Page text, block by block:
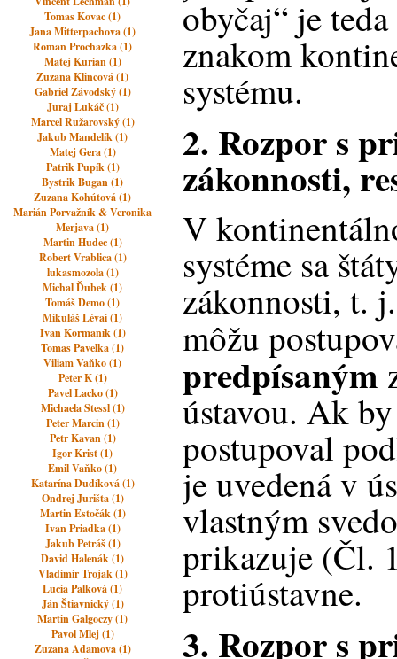
Tomas Kovac (1)
Jana Mitterpachova (1)
Roman Prochazka (1)
Matej Kurian (1)
Zuzana Klincová (1)
Gabriel Závodský (1)
Juraj Lukáč (1)
Marcel Ružarovský (1)
Jakub Mandelík (1)
Matej Gera (1)
Patrik Pupík (1)
Bystrik Bugan (1)
Zuzana Kohútová (1)
Marián Porvažník & Veronika
Merjava (1)
Martin Hudec (1)
Robert Vrablica (1)
lukasmozola (1)
Michal Ďubek (1)
Tomáš Demo (1)
Mikuláš Lévai (1)
Ivan Kormaník (1)
Tomas Pavelka (1)
Viliam Vaňko (1)
Peter K (1)
Pavel Lacko (1)
Michaela Stessl (1)
Peter Marcin (1)
Petr Kavan (1)
Igor Krist (1)
Emil Vaňko (1)
Katarína Dudíková (1)
Ondrej Jurišta (1)
Martin Estočák (1)
Ivan Priadka (1)
Jakub Petráš (1)
David Halenák (1)
Vladimir Trojak (1)
Lucia Palková (1)
Ján Štiavnický (1)
Martin Galgoczy (1)
Pavol Mlej (1)
Zuzana Adamova (1)
obyčaj“ je
znakom
systému.
2. Rozpor s
zákonnosti,
V
systéme sa
zákonnosti, t.
môžu
predpísaným
ústavou. Ak
postupoval
je uvedená v
vlastným
prikazuje (Čl.
protiústavne.
3. Rozpor s